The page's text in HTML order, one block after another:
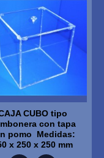
CUBO tipo
con tapa
pomo Medidas:
x 250 x 250 mm